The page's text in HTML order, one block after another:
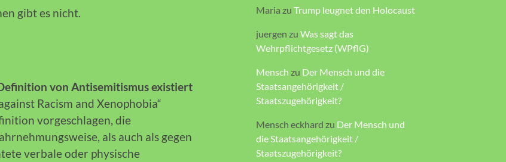
gibt es nicht.
von Antisemitismus existiert
Racism and Xenophobia“
vorgeschlagen, die
als auch als gegen
verbale oder physische
Maria zu Trump leugnet den Holocaust
juergen zu Was sagt das
Wehrpflichtgesetz (WPflG)
Mensch zu Der Mensch und die
Staatsangehörigkeit /
Staatszugehörigkeit?
Mensch eckhard zu Der Mensch und
die Staatsangehörigkeit /
Staatszugehörigkeit?